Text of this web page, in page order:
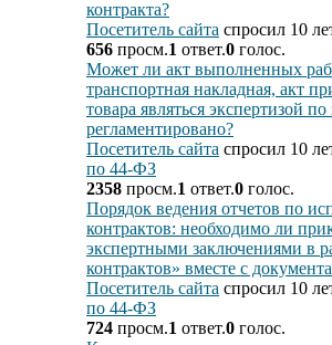
контракта?
Посетитель сайта спросил 10
656 просм.1 ответ.0 голос.
Может ли акт выполненных
транспортная накладная, акт
товара являться экспертизой
регламентировано?
Посетитель сайта спросил 10
по 44-ФЗ
2358 просм.1 ответ.0 голос.
Порядок ведения отчетов по
контрактов: необходимо ли
экспертными заключениями в
контрактов» вместе с
Посетитель сайта спросил 10
по 44-ФЗ
724 просм.1 ответ.0 голос.